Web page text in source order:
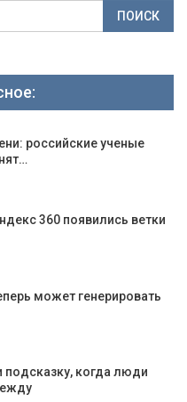
российские ученые
360 появились ветки
может генерировать
подсказку, когда люди